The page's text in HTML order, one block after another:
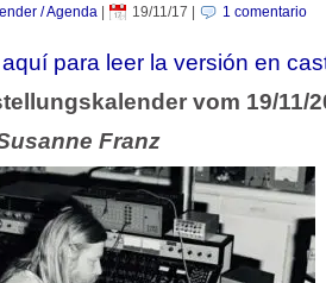
/ Agenda| 19/11/17 1 comentarioen
/
para leer la versión en
vom 19/11/
Franz